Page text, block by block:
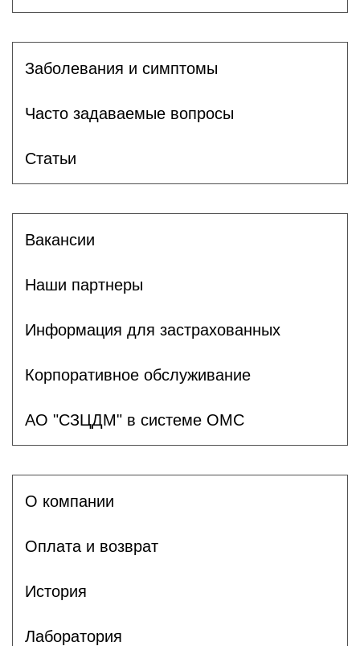
Заболевания и симптомы
Часто задаваемые вопросы
Статьи
Вакансии
Наши партнеры
Информация для застрахованных
Корпоративное обслуживание
АО "СЗЦДМ" в системе ОМС
О компании
Оплата и возврат
История
Лаборатория